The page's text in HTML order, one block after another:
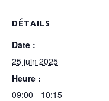
DÉTAILS
Date :
25 juin 2025
Heure :
09:00 - 10:15